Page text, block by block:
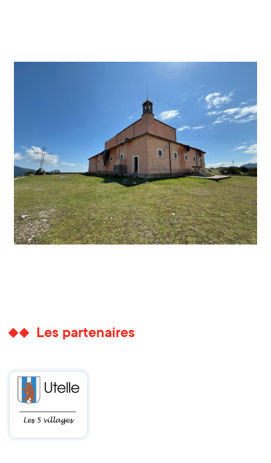
Les partenaires